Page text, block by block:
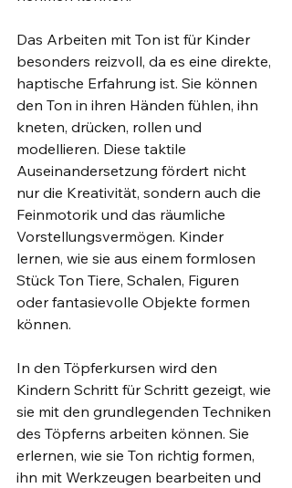
Das Arbeiten mit Ton ist für Kinder
besonders reizvoll, da es eine direkte,
haptische Erfahrung ist. Sie können
den Ton in ihren Händen fühlen, ihn
kneten, drücken, rollen und
modellieren. Diese taktile
Auseinandersetzung fördert nicht
nur die Kreativität, sondern auch die
Feinmotorik und das räumliche
Vorstellungsvermögen. Kinder
lernen, wie sie aus einem formlosen
Stück Ton Tiere, Schalen, Figuren
oder fantasievolle Objekte formen
können.
In den Töpferkursen wird den
Kindern Schritt für Schritt gezeigt, wie
sie mit den grundlegenden Techniken
des Töpferns arbeiten können. Sie
erlernen, wie sie Ton richtig formen,
ihn mit Werkzeugen bearbeiten und